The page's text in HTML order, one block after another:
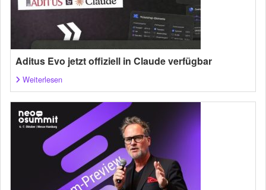
Aditus Evo jetzt offiziell in Claude verfügbar
Weiterlesen